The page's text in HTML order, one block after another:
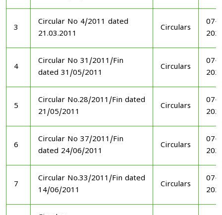
3
Circular No 4/2011 dated
21.03.2011
Circulars
07-
4
Circular No 31/2011/Fin
dated 31/05/2011
Circulars
07-
5
Circular No.28/2011/Fin dated
21/05/2011
Circulars
07-
6
Circular No 37/2011/Fin
dated 24/06/2011
Circulars
07-
7
Circular No.33/2011/Fin dated
14/06/2011
Circulars
07-